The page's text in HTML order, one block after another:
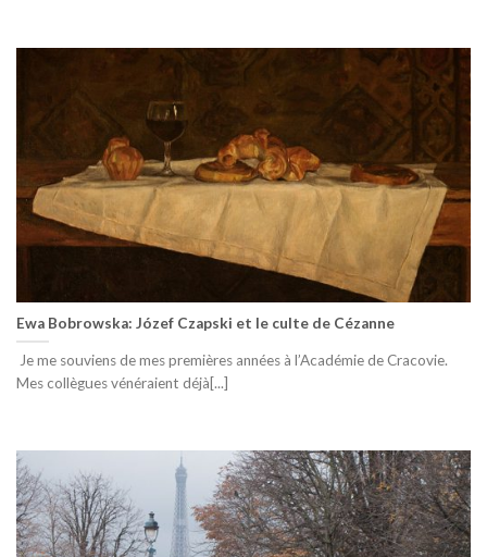
Ewa Bobrowska: Józef Czapski et le culte de Cézanne
Je me souviens de mes premières années à l’Académie de Cracovie.
Mes collègues vénéraient déjà[...]